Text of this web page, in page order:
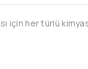
her türlü